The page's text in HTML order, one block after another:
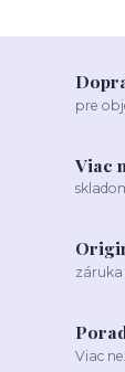
pre
Viac
Viac